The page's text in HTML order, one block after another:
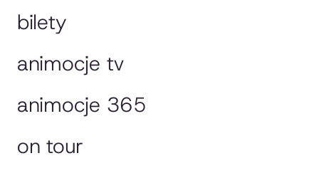
bilety
animocje tv
animocje 365
on tour